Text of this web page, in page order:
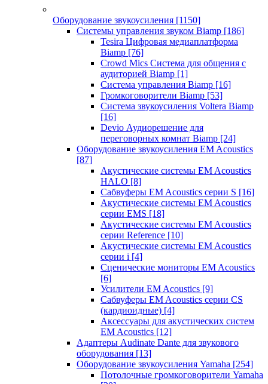
Оборудование звукоусиления [1150]
Системы управления звуком Biamp [186]
Tesira Цифровая медиаплатформа
Biamp [76]
Crowd Mics Система для общения с
аудиторией Biamp [1]
Система управления Biamp [16]
Громкоговорители Biamp [53]
Система звукоусиления Voltera Biamp
[16]
Devio Аудиорешение для
переговорных комнат Biamp [24]
Оборудование звукоусиления EM Acoustics
[87]
Акустические системы EM Acoustics
HALO [8]
Сабвуферы EM Acoustics серии S [16]
Акустические системы EM Acoustics
серии EMS [18]
Акустические системы EM Acoustics
серии Reference [10]
Акустические системы EM Acoustics
серии i [4]
Сценические мониторы EM Acoustics
[6]
Усилители EM Acoustics [9]
Сабвуферы EM Acoustics серии CS
(кардиоидные) [4]
Аксессуары для акустических систем
EM Acoustics [12]
Адаптеры Audinate Dante для звукового
оборудования [13]
Оборудование звукоусиления Yamaha [254]
Потолочные громкоговорители Yamaha